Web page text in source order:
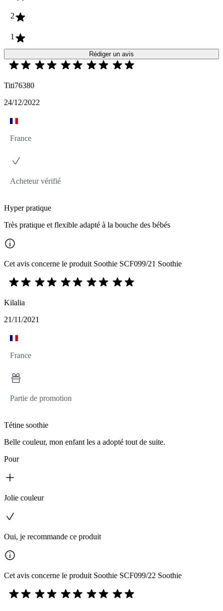
2
1
Rédiger un avis
Titi76380
24/12/2022
France
Acheteur vérifié
Hyper pratique
Très pratique et flexible adapté à la bouche des bébés
Cet avis concerne le produit Soothie SCF099/21 Soothie
Kilalia
21/11/2021
France
Partie de promotion
Tétine soothie
Belle couleur, mon enfant les a adopté tout de suite.
Pour
Jolie couleur
Oui, je recommande ce produit
Cet avis concerne le produit Soothie SCF099/22 Soothie